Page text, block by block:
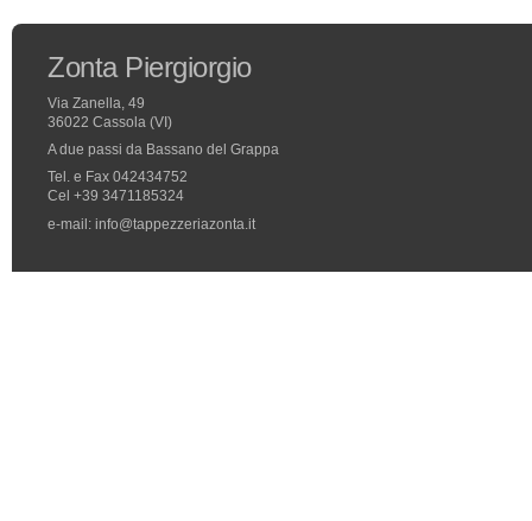
Zonta Piergiorgio
Via Zanella, 49
36022 Cassola (VI)
A due passi da Bassano del Grappa
Tel. e Fax 042434752
Cel +39 3471185324
e-mail: info@tappezzeriazonta.it